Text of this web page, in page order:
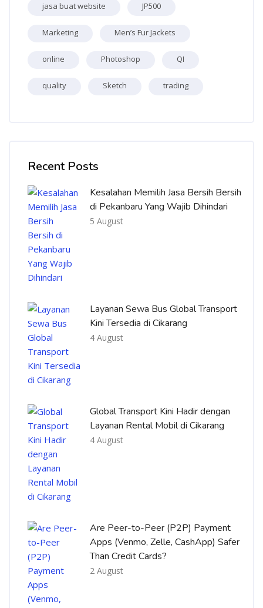
jasa buat website JP500
Marketing Men’s Fur Jackets
online Photoshop QI
quality Sketch trading
Recent Posts
Kesalahan Memilih Jasa Bersih Bersih
di Pekanbaru Yang Wajib Dihindari
5 August
Layanan Sewa Bus Global Transport
Kini Tersedia di Cikarang
4 August
Global Transport Kini Hadir dengan
Layanan Rental Mobil di Cikarang
4 August
Are Peer-to-Peer (P2P) Payment
Apps (Venmo, Zelle, CashApp) Safer
Than Credit Cards?
2 August